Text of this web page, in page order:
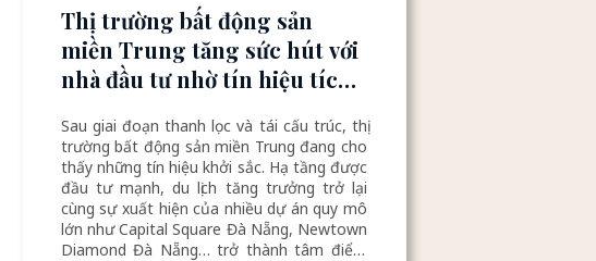
Thị trường bất động sản
miền Trung tăng sức hút với
nhà đầu tư nhờ tín hiệu tích
Sau giai đoạn thanh lọc và tái cấu trúc, thị
trường bất động sản miền Trung đang cho
thấy những tín hiệu khởi sắc. Hạ tầng được
đầu tư mạnh, du lịch tăng trưởng trở lại
cùng sự xuất hiện của nhiều dự án quy mô
lớn như Capital Square Đà Nẵng, Newtown
Diamond Đà Nẵng… trở thành tâm điểm